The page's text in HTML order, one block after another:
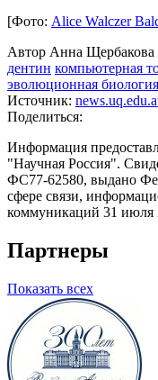
[Фото: Alice Walczer
Автор Анна Щербакова
дентин компьютерная
эволюционная биология
Источник:
Поделиться:
Информация
"Научная Россия".
ФС77-62580, выдано
сфере связи,
коммуникаций 31 июля
Партнеры
Показать всех